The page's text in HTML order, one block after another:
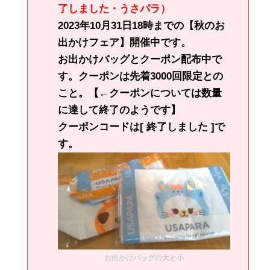
了しました・うさパラ）
2023年10月31日18時までの【秋のお
出かけフェア】開催中です。
お出かけバッグとクーポン配布中で
す。クーポンは先着3000回限定との
こと。【←クーポンについては数量
に達して終了のようです】
クーポンコードは[ 終了しました ]で
す。
お出かけバッグの大と小